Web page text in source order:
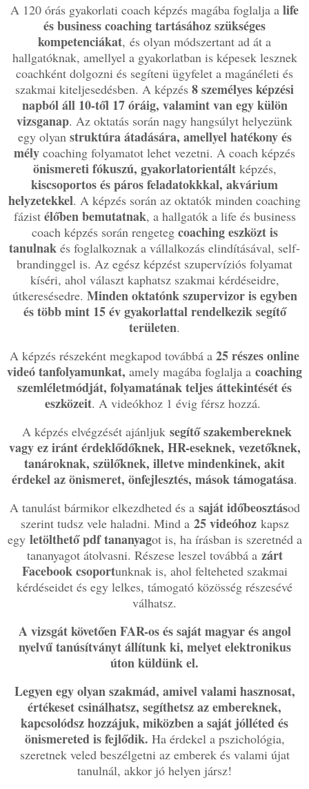
A 120 órás gyakorlati coach képzés magába foglalja a life
és business coaching tartásához szükséges
kompetenciákat, és olyan módszertant ad át a
hallgatóknak, amellyel a gyakorlatban is képesek lesznek
coachként dolgozni és segíteni ügyfelet a magánéleti és
szakmai kiteljesedésben. A képzés 8 személyes képzési
napból áll 10-től 17 óráig, valamint van egy külön
vizsganap. Az oktatás során nagy hangsúlyt helyezünk
egy olyan struktúra átadására, amellyel hatékony és
mély coaching folyamatot lehet vezetni. A coach képzés
önismereti fókuszú, gyakorlatorientáltképzés,
kiscsoportos és páros feladatokkkal, akvárium
helyzetekkel. A képzés során az oktatók minden coaching
fázist élőben bemutatnak, a hallgatók a life és business
coach képzés során rengeteg coaching eszközt is
tanulnak és foglalkoznak a vállalkozás elindításával, self-
brandinggel is. Az egész képzést szupervíziós folyamat
kíséri, ahol választ kaphatsz szakmai kérdéseidre,
útkeresésedre. Minden oktatónk szupervizor is egyben
és több mint 15 év gyakorlattal rendelkezik segítő
területen.
A képzés részeként megkapod továbbá a 25 részes online
videó tanfolyamunkat, amely magába foglalja a coaching
szemléletmódját, folyamatának teljes áttekintését és
eszközeit. A videókhoz 1 évig férsz hozzá.
A képzés elvégzését ajánljuk segítő szakembereknek
vagy ez iránt érdeklődőknek, HR-eseknek, vezetőknek,
tanároknak, szülőknek, illetve mindenkinek, akit
érdekel az önismeret, önfejlesztés, mások támogatása.
A tanulást bármikor elkezdheted és a saját időbeosztásod
szerint tudsz vele haladni. Mind a 25 videóhoz kapsz
egy letölthető pdf tananyagot is, ha írásban is szeretnéd a
tananyagot átolvasni. Részese leszel továbbá a zárt
Facebook csoportunknak is, ahol felteheted szakmai
kérdéseidet és egy lelkes, támogató közösség részesévé
válhatsz.
A vizsgát követően FAR-os és saját magyar és angol
nyelvű tanúsítványt állítunk ki, melyet elektronikus
úton küldünk el.
Legyen egy olyan szakmád, amivel valami hasznosat,
értékeset csinálhatsz, segíthetsz az embereknek,
kapcsolódsz hozzájuk, miközben a saját jólléted és
önismereted is fejlődik. Ha érdekel a pszichológia,
szeretnek veled beszélgetni az emberek és valami újat
tanulnál, akkor jó helyen jársz!